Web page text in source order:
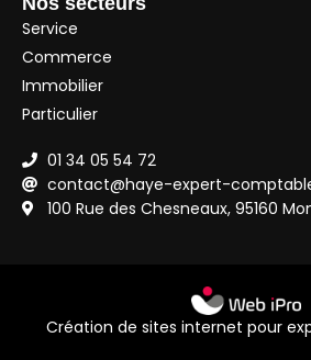
Service
Commerce
Immobilier
Particulier
01 34 05 54 72
contact@haye-expert-
100 Rue des Chesneaux, 95160
Création de sites internet pour